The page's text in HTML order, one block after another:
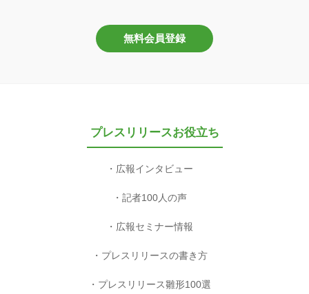
無料会員登録
プレスリリースお役立ち
広報インタビュー
記者100人の声
広報セミナー情報
プレスリリースの書き方
プレスリリース雛形100選